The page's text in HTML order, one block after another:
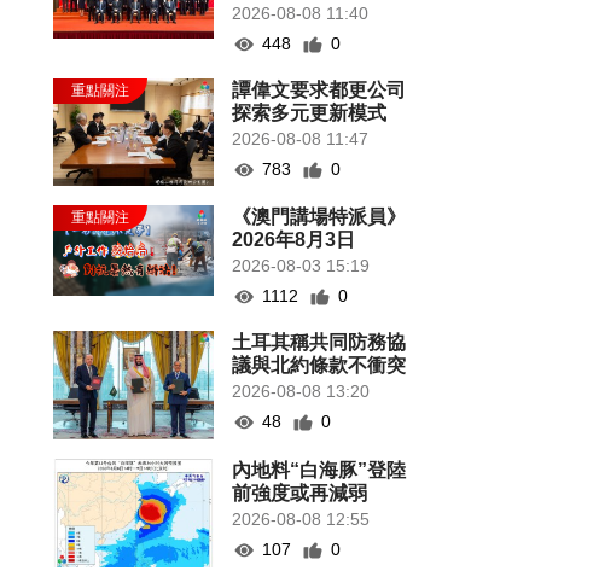
2026-08-08 11:40
448
0
譚偉文要求都更公司
探索多元更新模式
2026-08-08 11:47
783
0
《澳門講場特派員》
2026年8月3日
2026-08-03 15:19
1112
0
土耳其稱共同防務協
議與北約條款不衝突
2026-08-08 13:20
48
0
內地料“白海豚”登陸
前強度或再減弱
2026-08-08 12:55
107
0